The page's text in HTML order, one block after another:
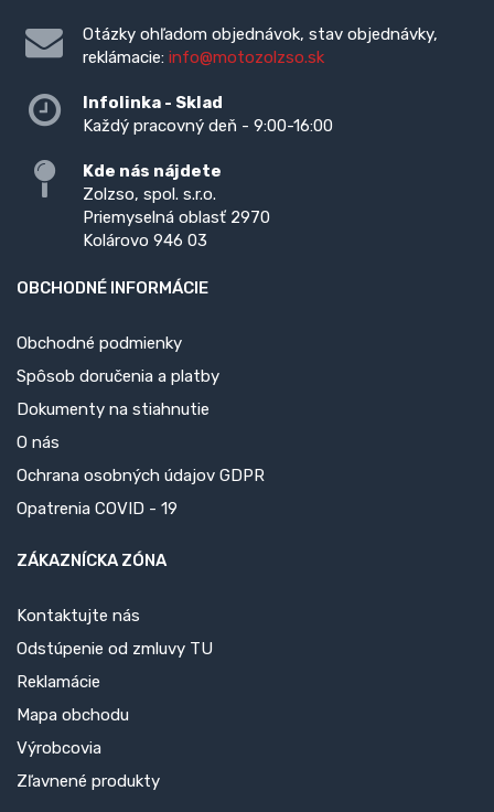
Otázky ohľadom objednávok, stav objednávky,
reklámacie: info@motozolzso.sk
Infolinka - Sklad
Každý pracovný deň - 9:00-16:00
Kde nás nájdete
Zolzso, spol. s.r.o.
Priemyselná oblasť 2970
Kolárovo 946 03
OBCHODNÉ INFORMÁCIE
Obchodné podmienky
Spôsob doručenia a platby
Dokumenty na stiahnutie
O nás
Ochrana osobných údajov GDPR
Opatrenia COVID - 19
ZÁKAZNÍCKA ZÓNA
Kontaktujte nás
Odstúpenie od zmluvy TU
Reklamácie
Mapa obchodu
Výrobcovia
Zľavnené produkty